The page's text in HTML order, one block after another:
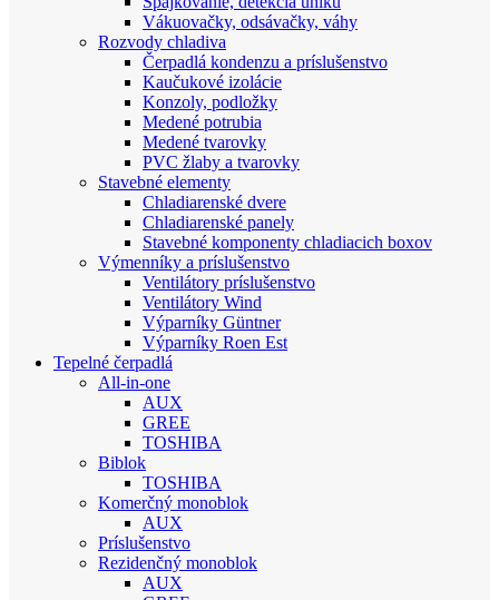
Vákuovačky, odsávačky, váhy
Rozvody chladiva
Čerpadlá kondenzu a príslušenstvo
Kaučukové izolácie
Konzoly, podložky
Medené potrubia
Medené tvarovky
PVC žlaby a tvarovky
Stavebné elementy
Chladiarenské dvere
Chladiarenské panely
Stavebné komponenty chladiacich boxov
Výmenníky a príslušenstvo
Ventilátory príslušenstvo
Ventilátory Wind
Výparníky Güntner
Výparníky Roen Est
Tepelné čerpadlá
All-in-one
AUX
GREE
TOSHIBA
Biblok
TOSHIBA
Komerčný monoblok
AUX
Príslušenstvo
Rezidenčný monoblok
AUX